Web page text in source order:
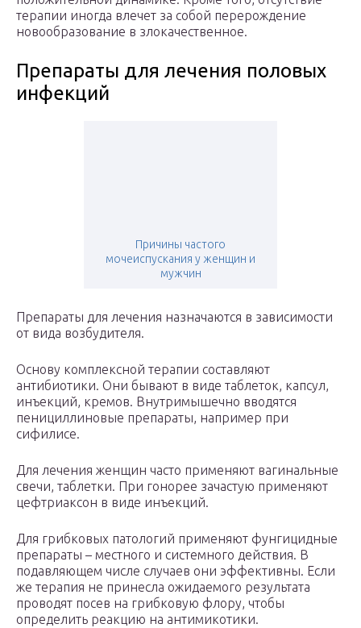
терапии иногда влечет за собой перерождение
новообразование в злокачественное.
Препараты для лечения половых
инфекций
Причины частого
мочеиспускания у женщин и
мужчин
Препараты для лечения назначаются в зависимости
от вида возбудителя.
Основу комплексной терапии составляют
антибиотики. Они бывают в виде таблеток, капсул,
инъекций, кремов. Внутримышечно вводятся
пенициллиновые препараты, например при
сифилисе.
Для лечения женщин часто применяют вагинальные
свечи, таблетки. При гонорее зачастую применяют
цефтриаксон в виде инъекций.
Для грибковых патологий применяют фунгицидные
препараты – местного и системного действия. В
подавляющем числе случаев они эффективны. Если
же терапия не принесла ожидаемого результата
проводят посев на грибковую флору, чтобы
определить реакцию на антимикотики.